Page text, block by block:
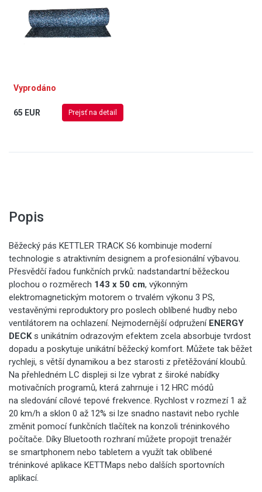
Vyprodáno
65 EUR Prejsť na detail
Popis
Běžecký pás KETTLER TRACK S6 kombinuje moderní
technologie s atraktivním designem a profesionální výbavou.
Přesvědčí řadou funkčních prvků: nadstandartní běžeckou
plochou o rozměrech 143 x 50 cm, výkonným
elektromagnetickým motorem o trvalém výkonu 3 PS,
vestavěnými reproduktory pro poslech oblíbené hudby nebo
ventilátorem na ochlazení. Nejmodernější odpružení ENERGY
DECKs unikátním odrazovým efektem zcela absorbuje tvrdost
dopadu a poskytuje unikátní běžecký komfort. Můžete tak běžet
rychleji, s větší dynamikou a bez starosti z přetěžování kloubů.
Na přehledném LC displeji si lze vybrat z široké nabídky
motivačních programů, která zahrnuje i 12 HRC módů
na sledování cílové tepové frekvence. Rychlost v rozmezí 1 až
20 km/h a sklon 0 až 12% si lze snadno nastavit nebo rychle
změnit pomocí funkčních tlačítek na konzoli tréninkového
počítače. Díky Bluetooth rozhraní můžete propojit trenažér
se smartphonem nebo tabletem a využít tak oblíbené
tréninkové aplikace KETTMaps nebo dalších sportovních
aplikací.